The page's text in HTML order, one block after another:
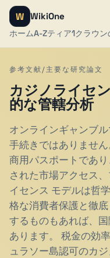
W WikiOne
ホームA-Zティア1クラウ
参考文献/主要な研究論文
カジノライセ
的な管轄分析
オンラインギャンブ
手続きではありませ
商用パスポートであ
された市場アクセス
イセンス モデルは哲
格な消費者保護と徹
するものもあれば、
あります。 税金の効
ュラソー島認可のカ